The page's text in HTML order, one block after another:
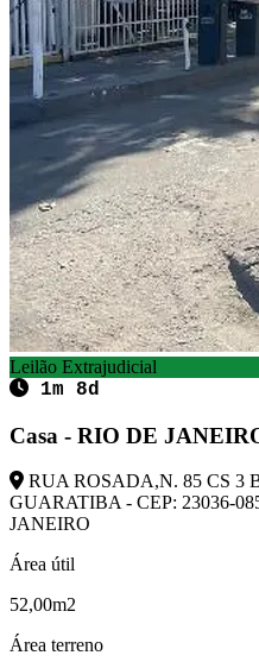
Leilão Extrajudicial
1m 8d
Casa - RIO DE
RUA ROSADA,N. 85 CS 3
GUARATIBA - CEP: 23036-
JANEIRO
Área útil
52,00m2
Área terreno